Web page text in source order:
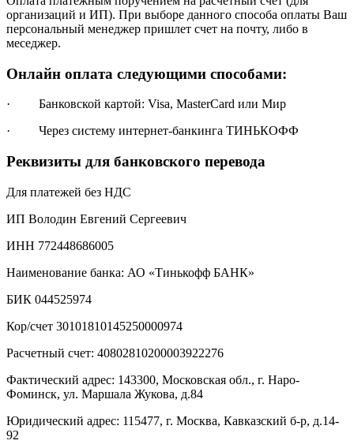
организаций и ИП). При выборе данного способа оплаты Ваш
персональный менеджер пришлет счет на почту, либо в
меседжер.
Онлайн оплата следующими способами:
· Банковской картой: Visa, MasterCard или Мир
· Через систему интернет-банкинга ТИНЬКОФФ
Реквизиты для банковского перевода
Для платежей без НДС
ИП Володин Евгений Сергеевич
ИНН 772448686005
Наименование банка: АО «Тинькофф БАНК»
БИК 044525974
Кор/счет 30101810145250000974
Расчетный счет: 40802810200003922276
Фактический адрес: 143300, Московская обл., г. Наро-
Фоминск, ул. Маршала Жукова, д.84
Юридический адрес: 115477, г. Москва, Кавказский б-р, д.14-
92